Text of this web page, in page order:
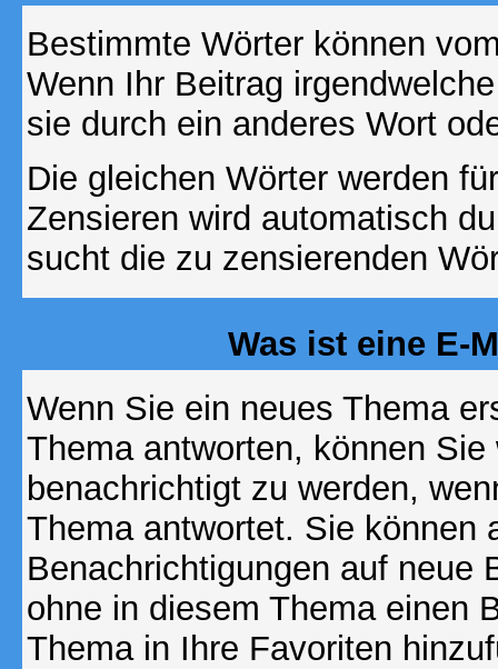
Bestimmte Wörter können
Wenn Ihr Beitrag
sie durch ein anderes Wort
Die gleichen Wörter werden
Zensieren wird automatisch
sucht die zu zensierenden
Was ist eine E-
Wenn Sie ein neues Thema
Thema antworten, können
benachrichtigt zu werden,
Thema antwortet. Sie können
Benachrichtigungen auf neue
ohne in diesem Thema einen
Thema in Ihre Favoriten